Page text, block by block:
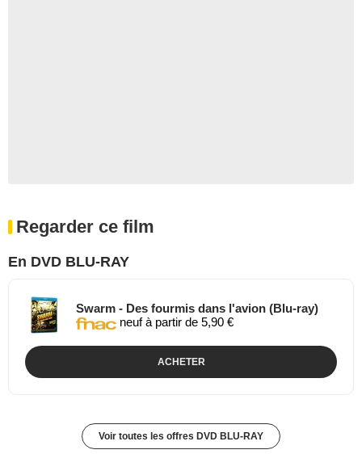
Regarder ce film
En DVD BLU-RAY
Swarm - Des fourmis dans l'avion (Blu-ray)
neuf à partir de 5,90 €
ACHETER
Voir toutes les offres DVD BLU-RAY